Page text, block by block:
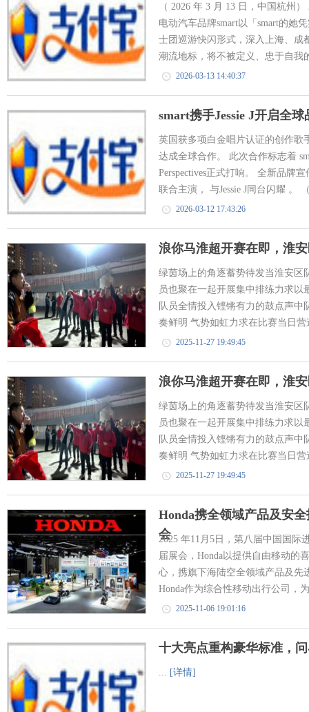
（ 2026 年 3 月 13 日，中国杭州
电动汽车品牌smart以「smart的她
士团巡游快闪形式，深入上海、成
潮流地标，将不被定义、忠于自我
2026-03-13 14:40:37
smart携手Jessie J开启全球
英国获多项白金唱片认证的创作歌
达成全球合作。 此次合作标志着
Perspectives正式打响。 全新品牌
联合主演， 与Jessie J同台闪耀 。
2026-03-12 17:43:26
浪你马淮超开赛在即，淮
绿茵场上的角逐蓄势待发当淮安区
员也聚在一起开展集中排练力求
队员全情投入铿锵有力的鼓点声
奏鲜明 气势如虹力求在比赛当日
2025-11-27 19:49:45
浪你马淮超开赛在即，淮
绿茵场上的角逐蓄势待发当淮安区
员也聚在一起开展集中排练力求
队员全情投入铿锵有力的鼓点声
奏鲜明 气势如虹力求在比赛当日
2025-11-27 19:49:45
Honda携全领域产品及安
会
2025 年11月5日，第八届中国国际
届展会，Honda以提供自由移动的
心，携旗下海陆空全领域产品及先
Honda作为综合性移动出行公司，
2025-11-06 19:01:16
十大亮点重构豪华标准，
... [详情]